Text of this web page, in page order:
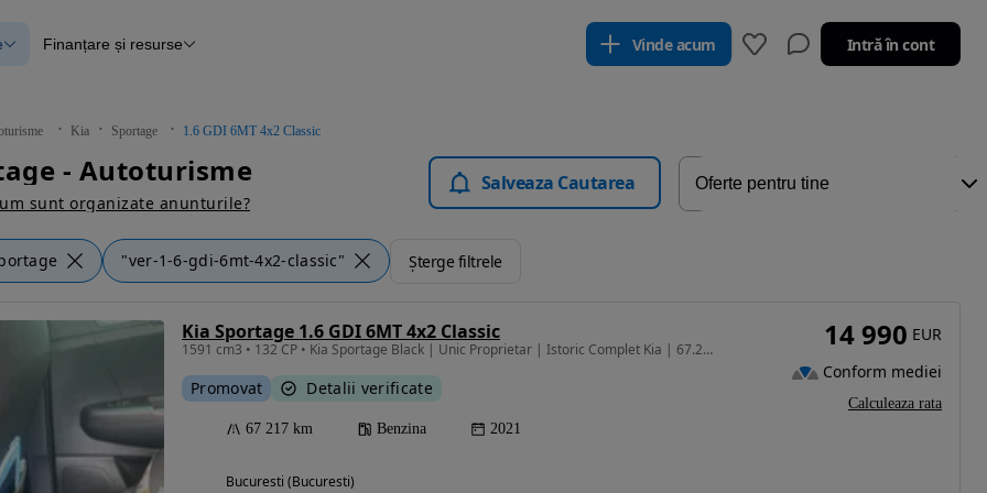
verificate
Blog Autovit.ro
Finanțare și resurse Vinde acum Intră în cont
Kia Sportage 1.6 GDI 6MT 4x2 Classic
- Autoturisme
sunt organizate anunturile?
Salveaza Cautarea
"ver-1-6-gdi-6mt-4x2-classic" Șterge filtrele
Kia Sportage 1.6 GDI 6MT 4x2 Classic
1591 cm3 • 132 CP • Kia Sportage Black | Unic Proprietar | Istoric Complet Kia | 67.217 km
Promovat Detalii verificate
67 217 km Benzina 2021
Bucuresti (Bucuresti)
14 990 EUR
Conform mediei
Calculeaza rata